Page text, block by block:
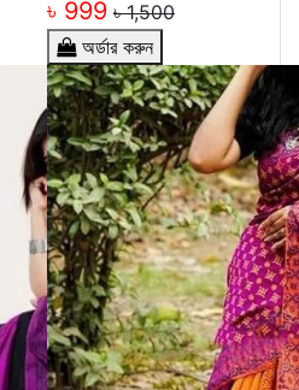
৳ 999 ৳ 1,500
অর্ডার করুন